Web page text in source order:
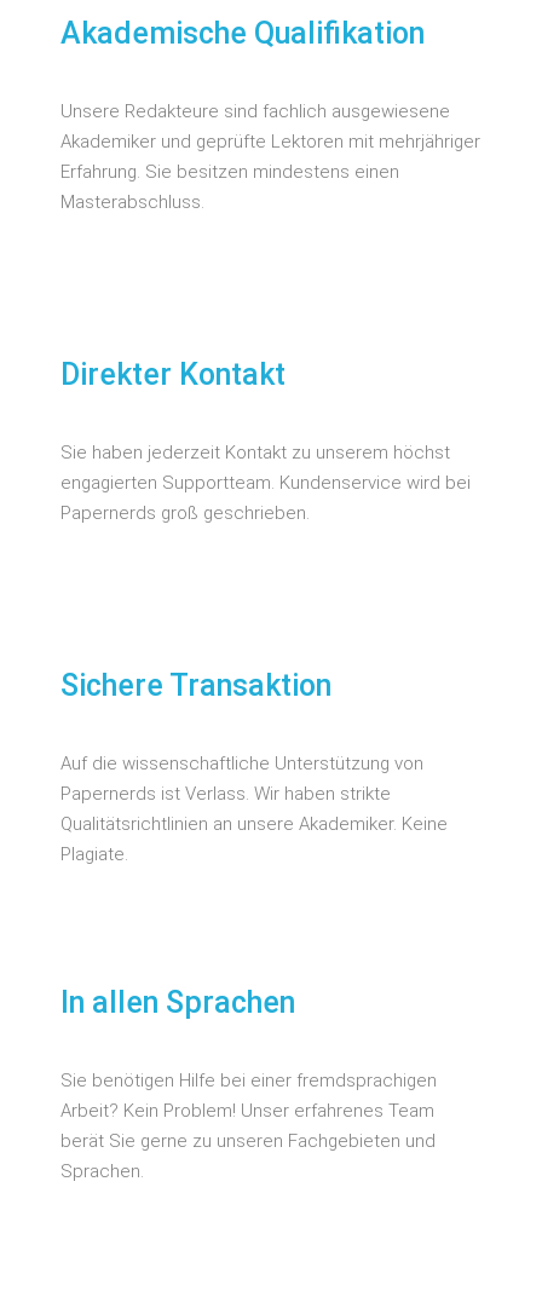
Akademische Qualifikation
Unsere Redakteure sind fachlich ausgewiesene
Akademiker und geprüfte Lektoren mit mehrjähriger
Erfahrung. Sie besitzen mindestens einen
Masterabschluss.
Direkter Kontakt
Sie haben jederzeit Kontakt zu unserem höchst
engagierten Supportteam. Kundenservice wird bei
Papernerds groß geschrieben.
Sichere Transaktion
Auf die wissenschaftliche Unterstützung von
Papernerds ist Verlass. Wir haben strikte
Qualitätsrichtlinien an unsere Akademiker. Keine
Plagiate.
In allen Sprachen
Sie benötigen Hilfe bei einer fremdsprachigen
Arbeit? Kein Problem! Unser erfahrenes Team
berät Sie gerne zu unseren Fachgebieten und
Sprachen.